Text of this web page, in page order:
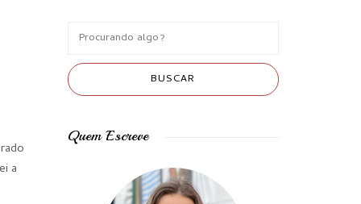
a
Quem Escreve